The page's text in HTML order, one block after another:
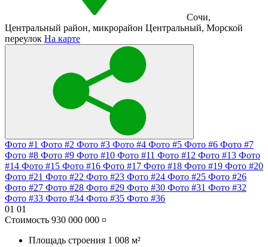
Сочи,
Центральный район, микрорайон Центральный, Морской
переулок На карте
Фото #1 Фото #2 Фото #3 Фото #4 Фото #5 Фото #6 Фото #7
Фото #8 Фото #9 Фото #10 Фото #11 Фото #12 Фото #13 Фото
#14 Фото #15 Фото #16 Фото #17 Фото #18 Фото #19 Фото #20
Фото #21 Фото #22 Фото #23 Фото #24 Фото #25 Фото #26
Фото #27 Фото #28 Фото #29 Фото #30 Фото #31 Фото #32
Фото #33 Фото #34 Фото #35 Фото #36
01 01
Стоимость 930 000 000 ¤
Площадь строения 1 008 м²